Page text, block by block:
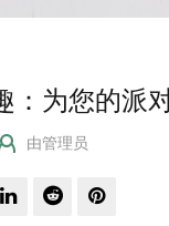
由管理员